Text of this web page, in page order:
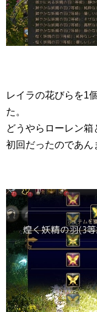
レイラの花びらを1
た。
どうやらローレン箱
初回だったのであん